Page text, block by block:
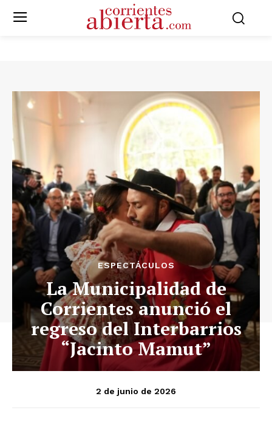
ESPECTÁCULOS
La Municipalidad de
Corrientes anunció el
regreso del Interbarrios
“Jacinto Mamut”
2 de junio de 2026